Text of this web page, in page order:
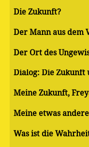
Die Zukunft?
Der Mann aus dem
Der Ort des
Dialog: Die Zukunft
Meine Zukunft,
Meine etwas
Was ist die